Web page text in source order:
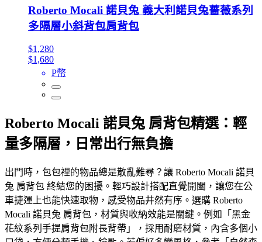
Roberto Mocali 諾貝兔 義大利諾貝兔薔薇系列
多隔層小斜背包肩背包
$1,280
$1,680
P幣
Roberto Mocali 諾貝兔 肩背包精選：輕
量多隔層，日常出行無負擔
出門時，包包裡的物品總是散亂難尋？讓 Roberto Mocali 諾貝
兔 肩背包 終結您的困擾。輕巧設計搭配直覺開闔，讓您在公
車捷運上也能快速取物，感受物品井然有序。選購 Roberto
Mocali 諾貝兔 肩背包，材質與收納效能是關鍵。例如「黑金
花紋系列手提肩背包附長背帶」，採用耐磨材質，內含多個小